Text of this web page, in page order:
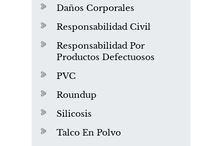
Daños Corporales
Responsabilidad Civil
Responsabilidad Por
Productos Defectuosos
PVC
Roundup
Silicosis
Talco En Polvo